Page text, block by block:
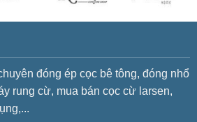
đóng ép cọc bê tông, đóng nhổ
rung cừ, mua bán cọc cừ larsen,